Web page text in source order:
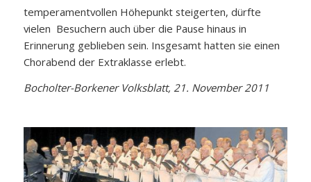
temperamentvollen Höhepunkt steigerten, dürfte
vielen Besuchern auch über die Pause hinaus in
Erinnerung geblieben sein. Insgesamt hatten sie einen
Chorabend der Extraklasse erlebt.
Bocholter-Borkener Volksblatt, 21. November 2011